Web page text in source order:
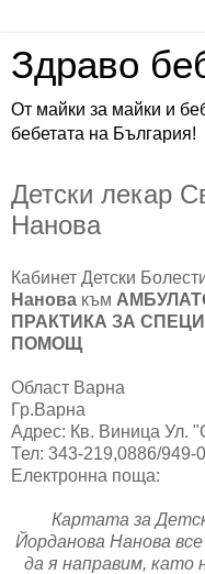
Здраво
От майки за майки и
бебетата на България!
Детски лекар
Нанова
Кабинет Детски
Нанова към
ПРАКТИКА ЗА
ПОМОЩ
Област Варна
Гр.Варна
Адрес: Кв. Виница Ул.
Тел: 343-219,0886/949-
Електронна поща:
Картата за
Йорданова Нанова
да я направим, като